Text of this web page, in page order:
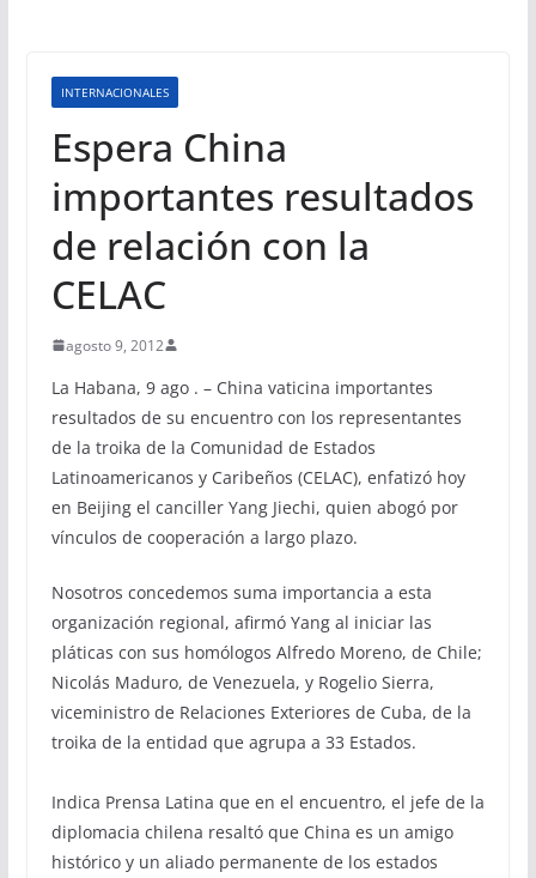
INTERNACIONALES
Espera China
importantes resultados
de relación con la
CELAC
agosto 9, 2012
La Habana, 9 ago . – China vaticina importantes
resultados de su encuentro con los representantes
de la troika de la Comunidad de Estados
Latinoamericanos y Caribeños (CELAC), enfatizó hoy
en Beijing el canciller Yang Jiechi, quien abogó por
vínculos de cooperación a largo plazo.
Nosotros concedemos suma importancia a esta
organización regional, afirmó Yang al iniciar las
pláticas con sus homólogos Alfredo Moreno, de Chile;
Nicolás Maduro, de Venezuela, y Rogelio Sierra,
viceministro de Relaciones Exteriores de Cuba, de la
troika de la entidad que agrupa a 33 Estados.
Indica Prensa Latina que en el encuentro, el jefe de la
diplomacia chilena resaltó que China es un amigo
histórico y un aliado permanente de los estados